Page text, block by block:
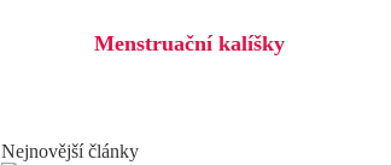
Menstruační kalíšky
Nejnovější články